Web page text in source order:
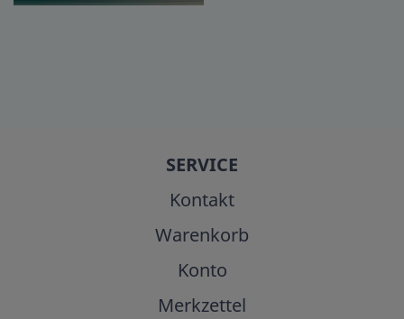
SERVICE
Kontakt
Warenkorb
Konto
Merkzettel